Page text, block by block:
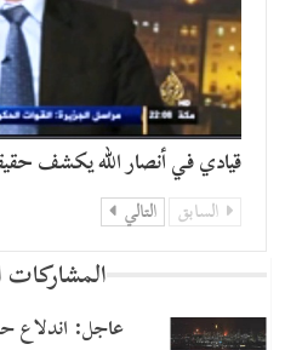
قيادي في أنصار الله يكشف
السابق التالي
المشاركات
عاجل: اندلاع